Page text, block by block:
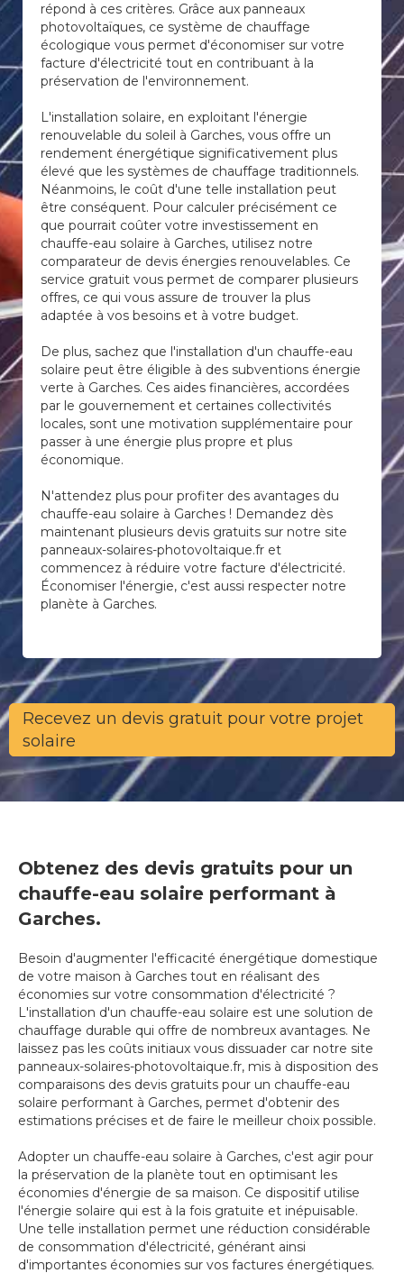
répond à ces critères. Grâce aux panneaux
photovoltaïques, ce système de chauffage
écologique vous permet d'économiser sur votre
facture d'électricité tout en contribuant à la
préservation de l'environnement.
L'installation solaire, en exploitant l'énergie
renouvelable du soleil à Garches, vous offre un
rendement énergétique significativement plus
élevé que les systèmes de chauffage traditionnels.
Néanmoins, le coût d'une telle installation peut
être conséquent. Pour calculer précisément ce
que pourrait coûter votre investissement en
chauffe-eau solaire à Garches, utilisez notre
comparateur de devis énergies renouvelables. Ce
service gratuit vous permet de comparer plusieurs
offres, ce qui vous assure de trouver la plus
adaptée à vos besoins et à votre budget.
De plus, sachez que l'installation d'un chauffe-eau
solaire peut être éligible à des subventions énergie
verte à Garches. Ces aides financières, accordées
par le gouvernement et certaines collectivités
locales, sont une motivation supplémentaire pour
passer à une énergie plus propre et plus
économique.
N'attendez plus pour profiter des avantages du
chauffe-eau solaire à Garches ! Demandez dès
maintenant plusieurs devis gratuits sur notre site
panneaux-solaires-photovoltaique.fr et
commencez à réduire votre facture d'électricité.
Économiser l'énergie, c'est aussi respecter notre
planète à Garches.
Recevez un devis gratuit pour votre projet
solaire
Obtenez des devis gratuits pour un
chauffe-eau solaire performant à
Garches.
Besoin d'augmenter l'efficacité énergétique domestique
de votre maison à Garches tout en réalisant des
économies sur votre consommation d'électricité ?
L'installation d'un chauffe-eau solaire est une solution de
chauffage durable qui offre de nombreux avantages. Ne
laissez pas les coûts initiaux vous dissuader car notre site
panneaux-solaires-photovoltaique.fr, mis à disposition des
comparaisons des devis gratuits pour un chauffe-eau
solaire performant à Garches, permet d'obtenir des
estimations précises et de faire le meilleur choix possible.
Adopter un chauffe-eau solaire à Garches, c'est agir pour
la préservation de la planète tout en optimisant les
économies d'énergie de sa maison. Ce dispositif utilise
l'énergie solaire qui est à la fois gratuite et inépuisable.
Une telle installation permet une réduction considérable
de consommation d'électricité, générant ainsi
d'importantes économies sur vos factures énergétiques.